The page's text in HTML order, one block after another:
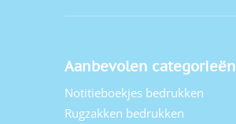
Aanbevolen categorieën
Notitieboekjes bedrukken
Rugzakken bedrukken